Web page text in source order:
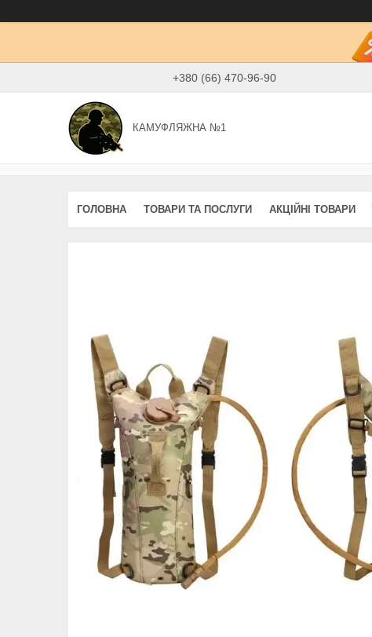
+380 (66) 470-96-90
КАМУФЛЯЖНА №1
ГОЛОВНА ТОВАРИ ТА ПОСЛУГИ АКЦІЙНІ ТОВАРИ